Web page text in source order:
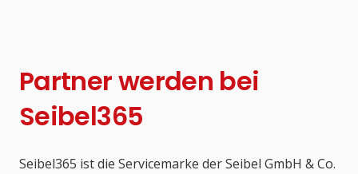
Partner werden bei
Seibel365
Seibel365 ist die Servicemarke der Seibel GmbH & Co.